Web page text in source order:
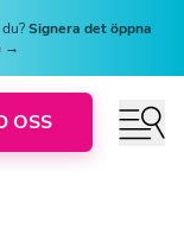
Signera det öppna
→
OSS